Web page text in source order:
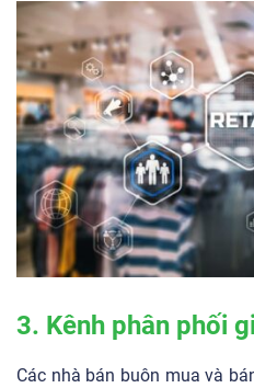
3. Kênh phân phối
Các nhà bán buôn mua và